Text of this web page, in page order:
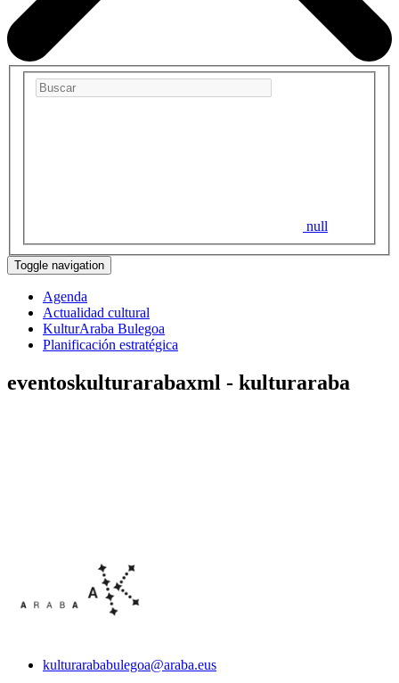
null
Toggle navigation
Agenda
Actualidad cultural
KulturAraba Bulegoa
Planificación estratégica
eventoskulturarabaxml - kulturaraba
kulturarababulegoa@araba.eus